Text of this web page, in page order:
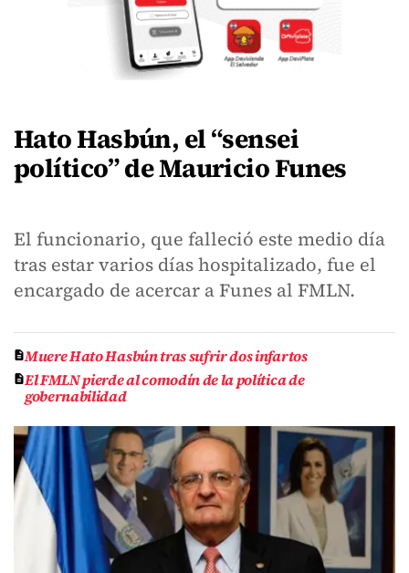
Hato Hasbún, el “sensei
político” de Mauricio Funes
El funcionario, que falleció este medio día
tras estar varios días hospitalizado, fue el
encargado de acercar a Funes al FMLN.
Muere Hato Hasbún tras sufrir dos infartos
El FMLN pierde al comodín de la política de
gobernabilidad